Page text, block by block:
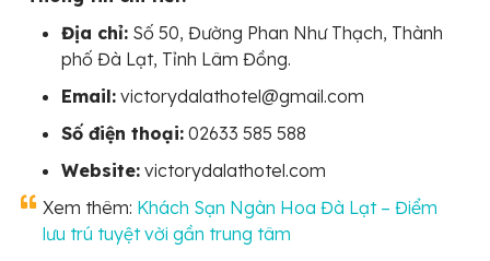
Địa chỉ: Số 50, Đường Phan Như Thạch, Thành
phố Đà Lạt, Tỉnh Lâm Đồng.
Email: victorydalathotel@gmail.com
Số điện thoại: 02633 585 588
Website: victorydalathotel.com
Xem thêm: Khách Sạn Ngàn Hoa Đà Lạt – Điểm
lưu trú tuyệt vời gần trung tâm